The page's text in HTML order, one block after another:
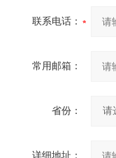
联系电话：
常用邮箱：
省份：
详细地址：